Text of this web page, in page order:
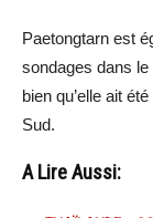
Paetongtarn est
sondages dans le
bien qu’elle ait
Sud.
A Lire Aussi: